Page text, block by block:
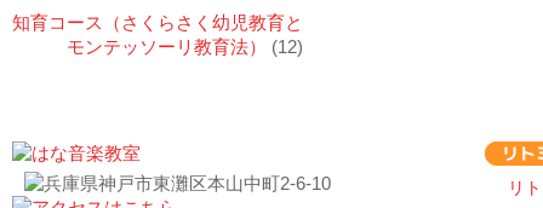
知育コース（さくらさく幼児教育と
モンテッソーリ教育法）
(12)
リ